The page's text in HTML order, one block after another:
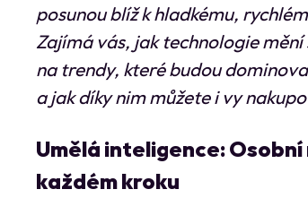
posunou blíž k hladkému,
Zajímá vás, jak technologie
na trendy, které budou
a jak díky nim můžete i vy
Umělá inteligence:
každém kroku